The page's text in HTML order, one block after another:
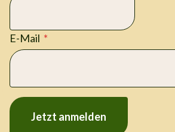
E-Mail
Jetzt anmelden